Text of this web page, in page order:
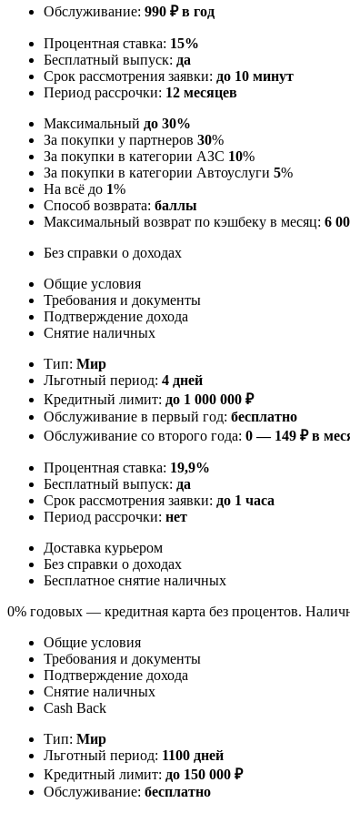
Обслуживание: 990 ₽ в год
Процентная ставка: 15%
Бесплатный выпуск: да
Срок рассмотрения заявки: до 10 минут
Период рассрочки: 12 месяцев
Максимальный до 30%
За покупки у партнеров 30%
За покупки в категории АЗС 10%
За покупки в категории Автоуслуги 5%
На всё до 1%
Способ возврата: баллы
Максимальный возврат по кэшбеку в месяц: 6
Без справки о доходах
Общие условия
Требования и документы
Подтверждение дохода
Снятие наличных
Тип: Мир
Льготный период: 4 дней
Кредитный лимит: до 1 000 000 ₽
Обслуживание в первый год: бесплатно
Обслуживание со второго года: 0 — 149 ₽ в
Процентная ставка: 19,9%
Бесплатный выпуск: да
Срок рассмотрения заявки: до 1 часа
Период рассрочки: нет
Доставка курьером
Без справки о доходах
Бесплатное снятие наличных
0% годовых — кредитная карта без процентов.
Общие условия
Требования и документы
Подтверждение дохода
Снятие наличных
Cash Back
Тип: Мир
Льготный период: 1100 дней
Кредитный лимит: до 150 000 ₽
Обслуживание: бесплатно